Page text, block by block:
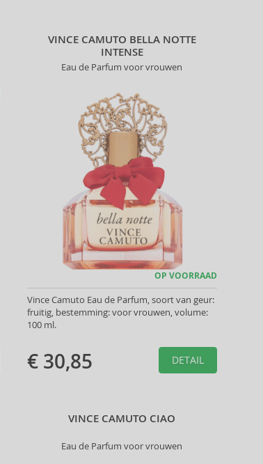
VINCE CAMUTO BELLA NOTTE
INTENSE
Eau de Parfum voor vrouwen
OP VOORRAAD
Vince Camuto Eau de Parfum, soort van geur:
fruitig, bestemming: voor vrouwen, volume:
100 ml.
€ 30,85 DETAIL
VINCE CAMUTO CIAO
Eau de Parfum voor vrouwen